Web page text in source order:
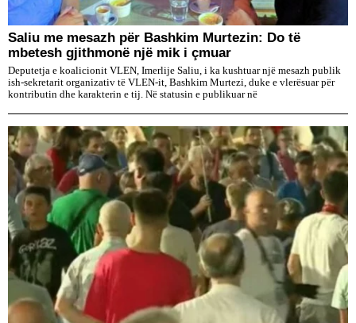
Saliu me mesazh për Bashkim Murtezin: Do të
mbetesh gjithmonë një mik i çmuar
Deputetja e koalicionit VLEN, Imerlije Saliu, i ka kushtuar një mesazh publik
ish-sekretarit organizativ të VLEN-it, Bashkim Murtezi, duke e vlerësuar për
kontributin dhe karakterin e tij. Në statusin e publikuar në